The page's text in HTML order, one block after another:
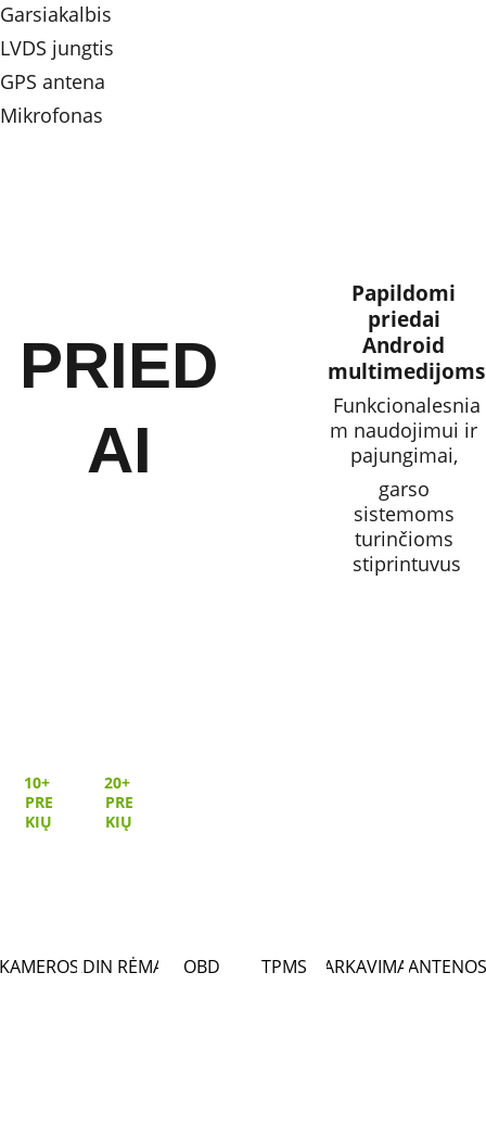
Garsiakalbis
LVDS jungtis
GPS antena
Mikrofonas
PRIED
AI
Papildomi
priedai
Android
multimedijoms
Funkcionalesnia
m naudojimui ir
pajungimai,
garso
sistemoms
turinčioms
stiprintuvus
2DIN RĖMAI ANTENOS
OBD TPMS PARKAVIMAS
20+
PRE
KIŲ
10+
PRE
KIŲ